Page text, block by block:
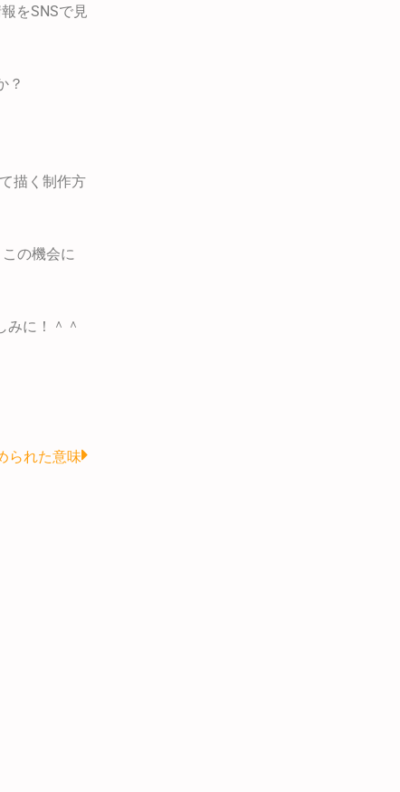
をSNSで見
？
描く制作方
の機会に
に！＾＾
られた意味Next